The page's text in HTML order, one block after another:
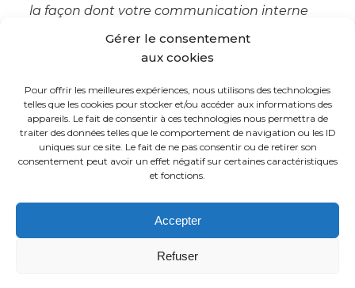
Gérer le consentement
aux cookies
Pour offrir les meilleures expériences, nous utilisons des technologies
telles que les cookies pour stocker et/ou accéder aux informations des
appareils. Le fait de consentir à ces technologies nous permettra de
traiter des données telles que le comportement de navigation ou les ID
uniques sur ce site. Le fait de ne pas consentir ou de retirer son
consentement peut avoir un effet négatif sur certaines caractéristiques
et fonctions.
Accepter
Refuser
la façon dont votre communication interne
est mesurée aujourd’hui, et sur ce
qu’exigerait un chiffre de portée
Jérémy.
FR